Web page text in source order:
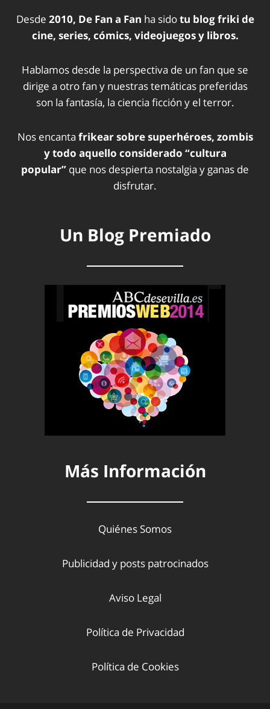
Desde 2010, De Fan a Fan ha sidotu blog friki de
cine, series, cómics, videojuegos y libros.
Hablamos desde la perspectiva de un fan que se
dirige a otro fan y nuestras temáticas preferidas
son la fantasía, la ciencia ficción y el terror.
Nos encanta frikear sobre superhéroes, zombis
y todo aquello considerado “cultura
popular” que nos despierta nostalgia y ganas de
disfrutar.
Un Blog Premiado
Más Información
Quiénes Somos
Publicidad y posts patrocinados
Aviso Legal
Política de Privacidad
Política de Cookies